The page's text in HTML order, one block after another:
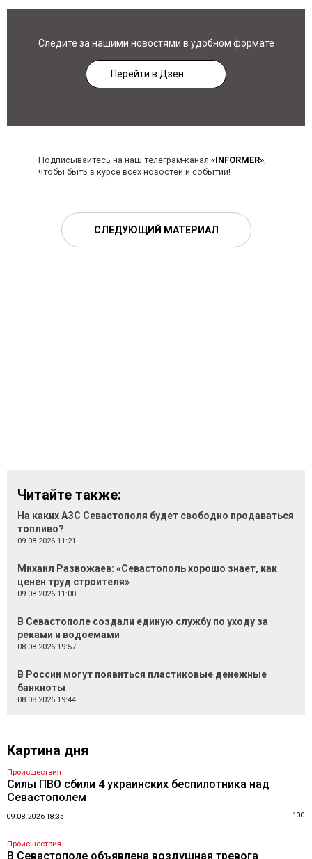
Следите за нашими новостями в удобном формате
Перейти в Дзен
Подписывайтесь на наш телеграм-канал «INFORMER»,
чтобы быть в курсе всех новостей и событий!
СЛЕДУЮЩИЙ МАТЕРИАЛ
Читайте также:
На каких АЗС Севастополя будет свободно продаваться
топливо?
09.08.2026 11:21
Михаил Развожаев: «Севастополь хорошо знает, как
ценен труд строителя»
09.08.2026 11:00
В Севастополе создали единую службу по уходу за
реками и водоемами
08.08.2026 19:57
В России могут появиться пластиковые денежные
банкноты
08.08.2026 19:44
Картина дня
Происшествия
Силы ПВО сбили 4 украинских беспилотника над
Севастополем
09.08.2026 18:35 100
Происшествия
В Севастополе объявлена воздушная тревога